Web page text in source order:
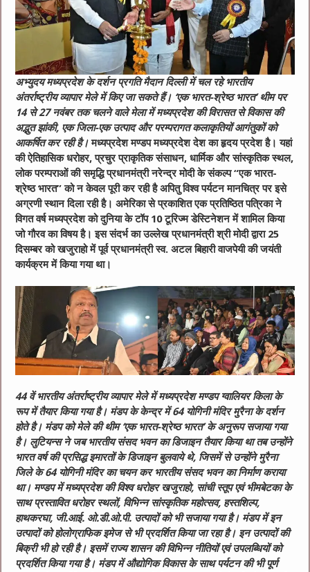
अभ्युदय मध्यप्रदेश के दर्शन प्रगति मैदान दिल्ली में चल रहे भारतीय
अंतर्राष्ट्रीय व्यापार मेले में किए जा सकते हैं। ‘एक भारत-श्रेष्ठ भारत’ थीम पर
14 से 27 नवंबर तक चलने वाले मेला में मध्यप्रदेश की विरासत से विकास की
अद्भुत झांकी, एक जिला-एक उत्पाद और परम्परागत कलाकृतियों आगंतुकों को
आकर्षित कर रही है।मध्यप्रदेश मण्डप मध्यप्रदेश देश का हृदय प्रदेश है। यहां
की ऐतिहासिक धरोहर, प्रचुर प्राकृतिक संसाधन, धार्मिक और सांस्कृतिक स्थल,
लोक परम्पराओं की समृद्धि प्रधानमंत्री नरेन्द्र मोदी के संकल्प “एक भारत-
श्रेष्ठ भारत” को न केवल पूरी कर रही है अपितु विश्व पर्यटन मानचित्र पर इसे
अग्रणी स्थान दिला रही है। अमेरिका से प्रकाशित एक प्रतिष्ठित पत्रिका ने
विगत वर्ष मध्यप्रदेश को दुनिया के टॉप 10 टूरिज्म डेस्टिनेशन में शामिल किया
जो गौरव का विषय है। इस संदर्भ का उल्लेख प्रधानमंत्री श्री मोदी द्वारा 25
दिसम्बर को खजुराहो में पूर्व प्रधानमंत्री स्व. अटल बिहारी वाजपेयी की जयंती
कार्यक्रम में किया गया था।
44 वें भारतीय अंतर्राष्ट्रीय व्यापार मेले में मध्यप्रदेश मण्डप ग्वालियर किला के
रूप में तैयार किया गया है। मंडप के केन्द्र में 64 योगिनी मंदिर मुरैना के दर्शन
होते है। मंडप को मेले की थीम ‘एक भारत-श्रेष्ठ भारत’ के अनुरूप सजाया गया
है। लुटियन्स ने जब भारतीय संसद भवन का डिजाइन तैयार किया था तब उन्होंने
भारत वर्ष की प्रसिद्ध इमारतों के डिजाइन बुलवाये थे, जिसमें से उन्होंने मुरैना
जिले के 64 योगिनी मंदिर का चयन कर भारतीय संसद भवन का निर्माण कराया
था। मण्डप में मध्यप्रदेश की विश्व धरोहर खजुराहो, सांची स्तूप एवं भीमबेटका के
साथ प्रस्तावित धरोहर स्थलों, विभिन्न सांस्कृतिक महोत्सव, हस्तशिल्प,
हाथकरघा, जी.आई. ओ.डी.ओ.पी. उत्पादों को भी सजाया गया है। मंडप में इन
उत्पादों को होलोग्राफिक इमेज से भी प्रदर्शित किया जा रहा है। इन उत्पादों की
बिक्री भी हो रही है। इसमें राज्य शासन की विभिन्न नीतियों एवं उपलब्धियों को
प्रदर्शित किया गया है। मंडप में औद्योगिक विकास के साथ पर्यटन की भी पूर्ण